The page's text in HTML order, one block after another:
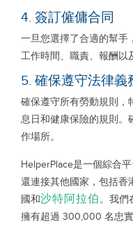
4. 簽訂僱傭合同
一旦您選擇了合適的幫手
工作時間、職責、報酬以
5. 確保遵守法律義
確保遵守所有勞動規則，
息日和健康保險的規則。
作場所。
HelperPlace是一個綜合
還連接其他國家，包括香
國和沙特阿拉伯。我們
擁有超過 300,000 名忠